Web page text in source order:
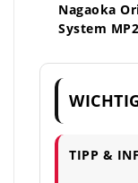
Nagaoka
System
TIPP &